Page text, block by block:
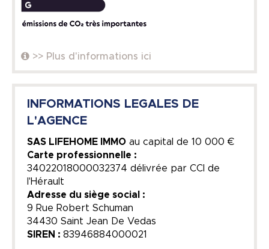
>> Plus d'informations ici
INFORMATIONS LEGALES DE
L'AGENCE
SAS LIFEHOME IMMO au capital de 10 000 €
Carte professionnelle :
34022018000032374 délivrée par CCI de
l'Hérault
Adresse du siège social :
9 Rue Robert Schuman
34430 Saint Jean De Vedas
SIREN : 83946884000021